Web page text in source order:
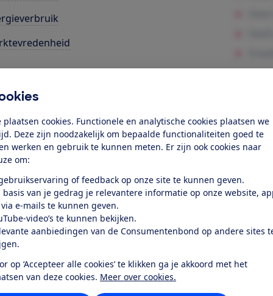
plaatsen cookies. Functionele en analytische cookies plaatsen we
Deze zijn noodzakelijk om bepaalde functionaliteiten goed te
werken en gebruik te kunnen meten. Er zijn ook cookies naar
om:
of feedback op onze site te kunnen geven.
basis van je gedrag je relevantere informatie op onze website,
e-mails te kunnen geven.
video’s te kunnen bekijken.
aanbiedingen van de Consumentenbond op andere sites
op ‘Accepteer alle cookies’ te klikken ga je akkoord met het
van deze cookies. Meer over cookies.
Word lid
Al lid? Log in
dit product
door de Consumentenbond